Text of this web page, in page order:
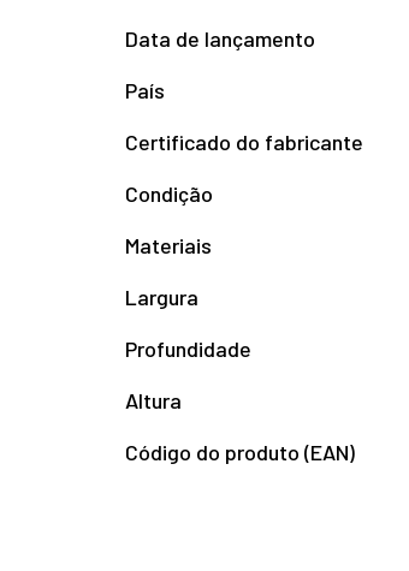
Data de lançamento
País
Certificado do fabricante
Condição
Materiais
Largura
Profundidade
Altura
Código do produto (EAN)